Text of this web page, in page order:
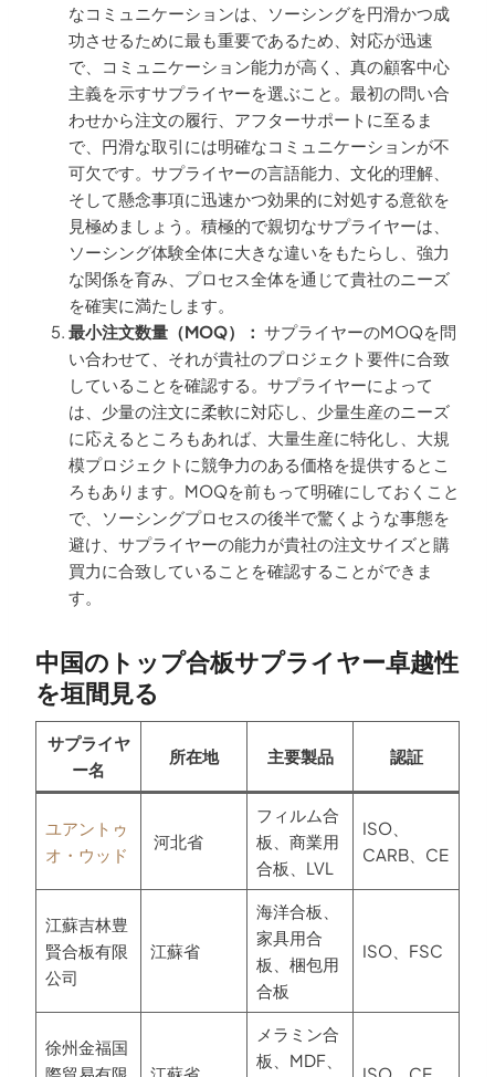
なコミュニケーションは、ソーシングを円滑かつ成
功させるために最も重要であるため、対応が迅速
で、コミュニケーション能力が高く、真の顧客中心
主義を示すサプライヤーを選ぶこと。最初の問い合
わせから注文の履行、アフターサポートに至るま
で、円滑な取引には明確なコミュニケーションが不
可欠です。サプライヤーの言語能力、文化的理解、
そして懸念事項に迅速かつ効果的に対処する意欲を
見極めましょう。積極的で親切なサプライヤーは、
ソーシング体験全体に大きな違いをもたらし、強力
な関係を育み、プロセス全体を通じて貴社のニーズ
を確実に満たします。
最小注文数量（MOQ）： サプライヤーのMOQを問
い合わせて、それが貴社のプロジェクト要件に合致
していることを確認する。サプライヤーによって
は、少量の注文に柔軟に対応し、少量生産のニーズ
に応えるところもあれば、大量生産に特化し、大規
模プロジェクトに競争力のある価格を提供するとこ
ろもあります。MOQを前もって明確にしておくこと
で、ソーシングプロセスの後半で驚くような事態を
避け、サプライヤーの能力が貴社の注文サイズと購
買力に合致していることを確認することができま
す。
中国のトップ合板サプライヤー卓越性
を垣間見る
サプライヤ
ー名
所在地 主要製品 認証
ユアントゥ
オ・ウッド
河北省
フィルム合
板、商業用
合板、LVL
ISO、
CARB、CE
江蘇吉林豊
賢合板有限
公司
江蘇省
海洋合板、
家具用合
板、梱包用
合板
ISO、FSC
徐州金福国
際貿易有限
江蘇省
メラミン合
板、MDF、
ISO、CE